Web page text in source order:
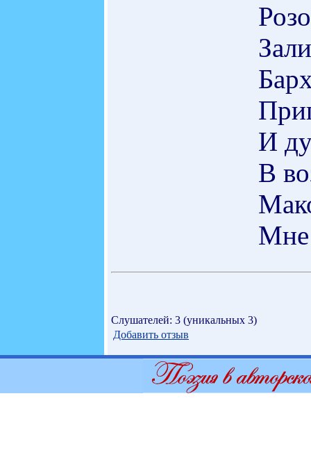
И
В
Мне
Слушателей: 3 (уникальных 3)
Добавить отзыв